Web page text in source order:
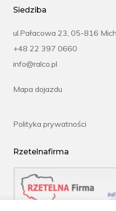
Siedziba
ul.Pałacowa 23, 05-816
+48 22 397 0660
info@ralco.pl
Mapa dojazdu
Polityka prywatności
Rzetelnafirma